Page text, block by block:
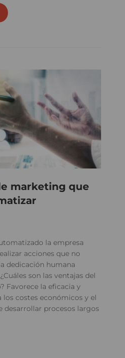
marketing que
la empresa
acciones que no
dedicación humana
son las ventajas del
Favorece la eficacia y
los costes económicos y el
procesos largos